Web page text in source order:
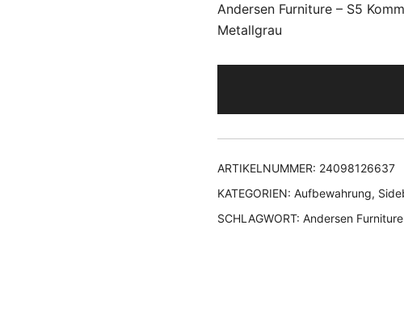
Andersen Furniture – S5
Metallgrau
ARTIKELNUMMER: 24098126637
KATEGORIEN: Aufbewahrung,
SCHLAGWORT: Andersen Furniture